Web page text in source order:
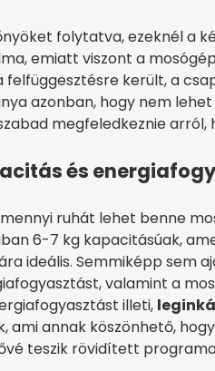
folytatva, ezeknél a
emiatt viszont a
felfüggesztésre került, a
azonban, hogy nem
megfeledkeznie
és
ruhát lehet benne
6-7 kg kapacitásúak,
ideális. Semmiképp sem
valamint a
illeti,
ami annak köszönhető,
teszik rövidített